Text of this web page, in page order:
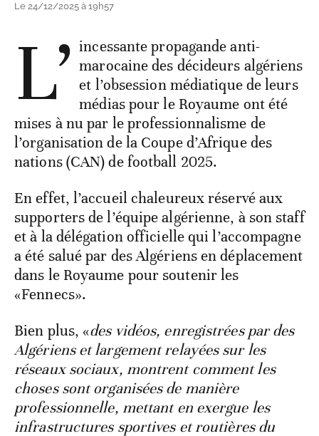
Le 24/12/2025 à 19h57
L’ incessante propagande anti-
marocaine des décideurs algériens
et l’obsession médiatique de leurs
médias pour le Royaume ont été
mises à nu par le professionnalisme de
l’organisation de la Coupe d’Afrique des
nations (CAN) de football 2025.
En effet, l’accueil chaleureux réservé aux
supporters de l’équipe algérienne, à son staff
et à la délégation officielle qui l’accompagne
a été salué par des Algériens en déplacement
dans le Royaume pour soutenir les
«Fennecs».
Bien plus, «des vidéos, enregistrées par des
Algériens et largement relayées sur les
réseaux sociaux, montrent comment les
choses sont organisées de manière
professionnelle, mettant en exergue les
infrastructures sportives et routières du